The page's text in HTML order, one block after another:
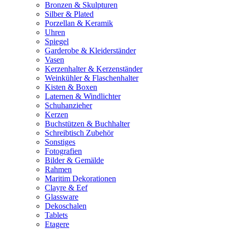
Bronzen & Skulpturen
Silber & Plated
Porzellan & Keramik
Uhren
Spiegel
Garderobe & Kleiderständer
Vasen
Kerzenhalter & Kerzenständer
Weinkühler & Flaschenhalter
Kisten & Boxen
Laternen & Windlichter
Schuhanzieher
Kerzen
Buchstützen & Buchhalter
Schreibtisch Zubehör
Sonstiges
Fotografien
Bilder & Gemälde
Rahmen
Maritim Dekorationen
Clayre & Eef
Glassware
Dekoschalen
Tablets
Etagere